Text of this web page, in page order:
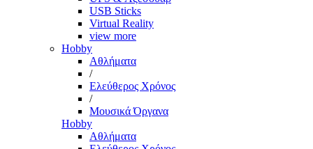
USB Sticks
Virtual Reality
view more
Hobby
Αθλήματα
/
Ελεύθερος Χρόνος
/
Μουσικά Όργανα
Hobby
Αθλήματα